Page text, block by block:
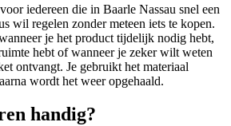
iedereen die in Baarle Nassau snel een
wil regelen zonder meteen iets te kopen.
je het product tijdelijk nodig hebt,
hebt of wanneer je zeker wilt weten
ontvangt. Je gebruikt het materiaal
wordt het weer opgehaald.
handig?